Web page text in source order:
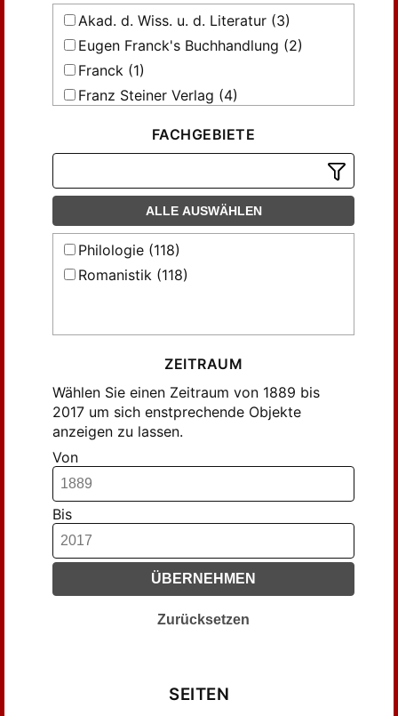
Mainz (3)
Oppeln ; Leipzig (2)
Oppeln und Leipzig (1)
Stuttgart (35)
Akad. d. Wiss. u. d. Literatur (3)
Eugen Franck's Buchhandlung (2)
Franck (1)
Franz Steiner Verlag (4)
Steiner (55)
FACHGEBIETE
ALLE AUSWÄHLEN
Philologie (118)
Romanistik (118)
ZEITRAUM
Wählen Sie einen Zeitraum von 1889 bis
2017 um sich enstprechende Objekte
anzeigen zu lassen.
Von
Bis
ÜBERNEHMEN
Zurücksetzen
SEITEN